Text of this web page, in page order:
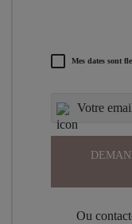
Mes dates sont
Ou